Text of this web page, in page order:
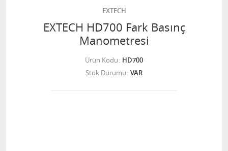
EXTECH
EXTECH HD700 Fark Basınç
Manometresi
Ürün Kodu HD700
Stok Durumu VAR